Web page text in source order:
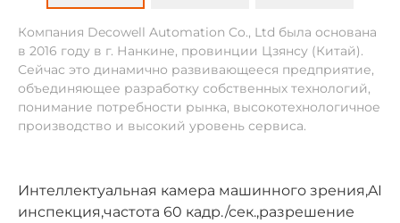
Интеллектуальная камера машинного зрения,AI
инспекция,частота 60 кадр./сек.,разрешение
Компания Decowell Automation Co., Ltd была основана
в 2016 году в г. Нанкине, провинции Цзянсу (Китай).
Сейчас это динамично развивающееся предприятие,
объединяющее разработку собственных технологий,
понимание потребности рынка, высокотехнологичное
производство и высокий уровень сервиса.